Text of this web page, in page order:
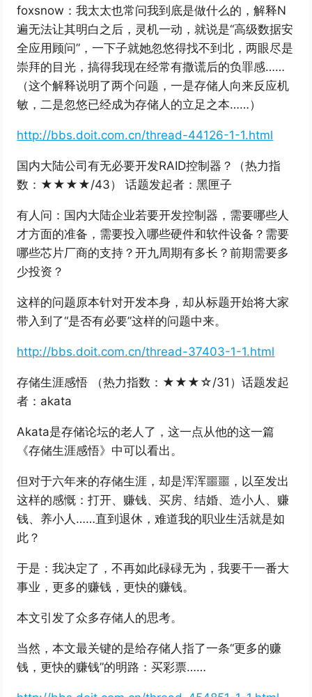
foxsnow：我太太也常问我到底是做什么的，解释N
遍无法让其明白之后，灵机一动，就说是“高级数据安
全应用顾问”，一下子就她忽悠得找不到北，两眼尽是
崇拜的目光，搞得我现在经常有撒谎后的负罪感……
（这个解释说明了两个问题，一是存储人向来反应机
敏，二是忽悠已经成为存储人的立足之本……）
http://bbs.doit.com.cn/thread-44126-1-1.html
国内大陆公司有无必要开发RAID控制器？（热力指
数：★★★★/43） 话题发起者：黑匣子
有人问：国内大陆企业若要开发控制器，需要哪些人
才方面的准备，需要投入哪些硬件和软件设备？需要
哪些芯片厂商的支持？开九周期有多长？前期需要多
少投资？
这样的问题原本针对开发本身，却从标题开始将大家
带入到了“是否有必要”这样的问题中来。
http://bbs.doit.com.cn/thread-37403-1-1.html
存储生涯感悟 （热力指数：★★★☆/31）话题发起
者：akata
Akata是存储论坛的老人了，这一点从他的这一篇
《存储生涯感悟》中可以看出。
但对于六年来的存储生涯，却是浑浑噩噩，以至发出
这样的感慨：打开、赚钱、买房、结婚、造小人、赚
钱、养小人……直到退休，难道我的职业生活就是如
此？
于是：我决定了，不再如此碌碌无为，我要干一番大
事业，更多的赚钱，更快的赚钱。
本文引发了众多存储人的思考。
当然，本文最关键的是给存储人指了一条“更多的赚
钱，更快的赚钱”的明路：买彩票……